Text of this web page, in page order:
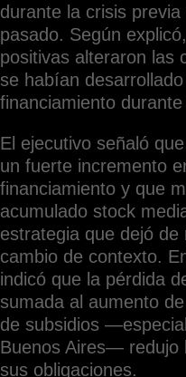
durante la crisis
pasado. Según
positivas alteraron las
se habían
financiamiento
El ejecutivo señaló
un fuerte incremento
financiamiento y que
acumulado stock
estrategia que dejó
cambio de contexto.
indicó que la pérdida
sumada al aumento
de subsidios
Buenos Aires— redujo
sus obligaciones.